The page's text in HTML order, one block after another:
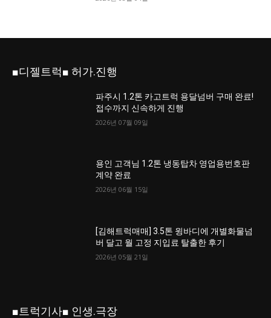
■디젤트럭■ 허가.진행
파주시 1.2톤 카고트럭 용달넘버 구매 완료!
접수까지 신속하게 진행
2026년 07월 09일
용인 고객님 1.2톤 냉동탑차 영업용번호판
계약 완료
2026년 06월 15일
[김해트럭매매] 3.5톤 윙바디에 개별화물넘
버 달고 월 고정 지입료 탈출한 후기
2026년 05월 21일
■트럭기사■ 인생.극장